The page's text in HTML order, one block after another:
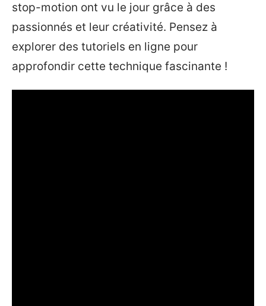
stop-motion ont vu le jour grâce à des
passionnés et leur créativité. Pensez à
explorer des tutoriels en ligne pour
approfondir cette technique fascinante !